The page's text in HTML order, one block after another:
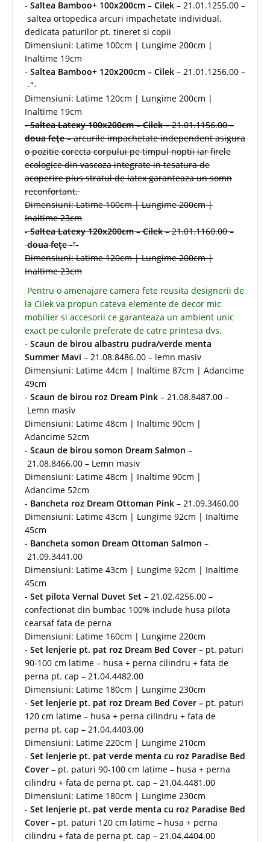
- Saltea Bamboo+ 100x200cm – Cilek – 21.01.1255.00 –
saltea ortopedica arcuri impachetate individual,
dedicata paturilor pt. tineret si copii
Dimensiuni: Latime 100cm | Lungime 200cm |
Inaltime 19cm
- Saltea Bamboo+ 120x200cm – Cilek – 21.01.1256.00 –
-"-
Dimensiuni: Latime 120cm | Lungime 200cm |
Inaltime 19cm
-Saltea Latexy 100x200cm – Cilek– 21.01.1156.00 –
doua fețe– arcurile impachetate independent asigura
o pozitie corecta corpului pe timpul noptii iar firele
ecologice din vascoza integrate in tesatura de
acoperire plus stratul de latex garanteaza un somn
reconfortant.
Dimensiuni: Latime 100cm | Lungime 200cm |
Inaltime 23cm
-Saltea Latexy 120x200cm – Cilek– 21.01.1160.00 –
doua fețe-"-
Dimensiuni: Latime 120cm | Lungime 200cm |
Inaltime 23cm
Pentru o amenajare camera fete reusita designerii de
la Cilek va propun cateva elemente de decor mic
mobilier si accesorii ce garanteaza un ambient unic
exact pe culorile preferate de catre printesa dvs.
- Scaun de birou albastru pudra/verde menta
Summer Mavi – 21.08.8486.00 – lemn masiv
Dimensiuni: Latime 44cm | Inaltime 87cm | Adancime
49cm
- Scaun de birou roz Dream Pink – 21.08.8487.00 –
Lemn masiv
Dimensiuni: Latime 48cm | Inaltime 90cm |
Adancime 52cm
- Scaun de birou somon Dream Salmon –
21.08.8466.00 – Lemn masiv
Dimensiuni: Latime 48cm | Inaltime 90cm |
Adancime 52cm
- Bancheta roz Dream Ottoman Pink – 21.09.3460.00
Dimensiuni: Latime 43cm | Lungime 92cm | Inaltime
45cm
- Bancheta somon Dream Ottoman Salmon –
21.09.3441.00
Dimensiuni: Latime 43cm | Lungime 92cm | Inaltime
45cm
- Set pilota Vernal Duvet Set – 21.02.4256.00 –
confectionat din bumbac 100% include husa pilota
cearsaf fata de perna
Dimensiuni: Latime 160cm | Lungime 220cm
- Set lenjerie pt. pat roz Dream Bed Cover – pt. paturi
90-100 cm latime – husa + perna cilindru + fata de
perna pt. cap – 21.04.4482.00
Dimensiuni: Latime 180cm | Lungime 230cm
- Set lenjerie pt. pat roz Dream Bed Cover – pt. paturi
120 cm latime – husa + perna cilindru + fata de
perna pt. cap – 21.04.4403.00
Dimensiuni: Latime 220cm | Lungime 210cm
- Set lenjerie pt. pat verde menta cu roz Paradise Bed
Cover – pt. paturi 90-100 cm latime – husa + perna
cilindru + fata de perna pt. cap – 21.04.4481.00
Dimensiuni: Latime 180cm | Lungime 230cm
- Set lenjerie pt. pat verde menta cu roz Paradise Bed
Cover – pt. paturi 120 cm latime – husa + perna
cilindru + fata de perna pt. cap – 21.04.4404.00